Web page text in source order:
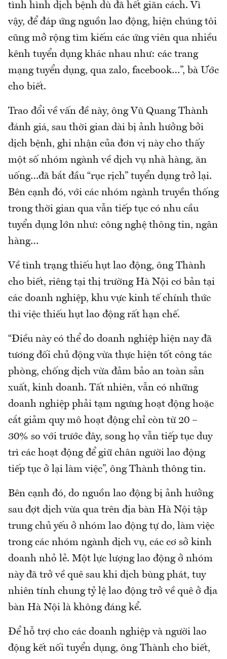
tình hình dịch bệnh dù đã hết giãn cách. Vì
vậy, để đáp ứng nguồn lao động, hiện chúng tôi
cũng mở rộng tìm kiếm các ứng viên qua nhiều
kênh tuyển dụng khác nhau như: các trang
mạng tuyển dụng, qua zalo, facebook…”, bà Ước
cho biết.
Trao đổi về vấn đề này, ông Vũ Quang Thành
đánh giá, sau thời gian dài bị ảnh hưởng bởi
dịch bệnh, ghi nhận của đơn vị này cho thấy
một số nhóm ngành về dịch vụ nhà hàng, ăn
uống…đã bắt đầu “rục rịch” tuyển dụng trở lại.
Bên cạnh đó, với các nhóm ngành truyền thống
trong thời gian qua vẫn tiếp tục có nhu cầu
tuyển dụng lớn như: công nghệ thông tin, ngân
hàng…
Về tình trạng thiếu hụt lao động, ông Thành
cho biết, riêng tại thị trường Hà Nội cơ bản tại
các doanh nghiệp, khu vực kinh tế chính thức
thì việc thiếu hụt lao động rất hạn chế.
“Điều này có thể do doanh nghiệp hiện nay đã
tương đối chủ động vừa thực hiện tốt công tác
phòng, chống dịch vừa đảm bảo an toàn sản
xuất, kinh doanh. Tất nhiên, vẫn có những
doanh nghiệp phải tạm ngưng hoạt động hoặc
cắt giảm quy mô hoạt động chỉ còn từ 20 –
30% so với trước đây, song họ vẫn tiếp tục duy
trì các hoạt động để giữ chân người lao động
tiếp tục ở lại làm việc”, ông Thành thông tin.
Bên cạnh đó, do nguồn lao động bị ảnh hưởng
sau đợt dịch vừa qua trên địa bàn Hà Nội tập
trung chủ yếu ở nhóm lao động tự do, làm việc
trong các nhóm ngành dịch vụ, các cơ sở kinh
doanh nhỏ lẻ. Một lực lượng lao động ở nhóm
này đã trở về quê sau khi dịch bùng phát, tuy
nhiên tính chung tỷ lệ lao động trở về quê ở địa
bàn Hà Nội là không đáng kể.
Để hỗ trợ cho các doanh nghiệp và người lao
động kết nối tuyển dụng, ông Thành cho biết,